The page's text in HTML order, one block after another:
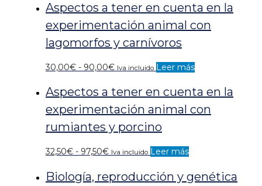
precios:
desde
35,00€
hasta
Aspectos a tener en cuenta en la
experimentación animal con
lagomorfos y carnívoros
30,00€ - 90,00€Rango
precios:
desde
30,00€
hasta
Iva incluido Leer más
Aspectos a tener en cuenta en la
experimentación animal con
rumiantes y porcino
32,50€ - 97,50€Rango
precios:
Iva incluido Leer más
Biología, reproducción y genética